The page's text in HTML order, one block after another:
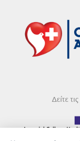
Δείτε